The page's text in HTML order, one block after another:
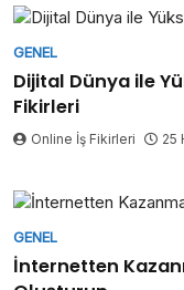
GENEL
Dijital Dünya ile
Fikirleri
Online İş Fikirleri 25
GENEL
İnternetten